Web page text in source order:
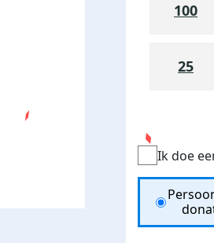
100
25
Ik doe